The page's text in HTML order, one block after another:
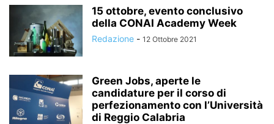
15 ottobre, evento conclusivo
della CONAI Academy Week
Redazione - 12 Ottobre 2021
Green Jobs, aperte le
candidature per il corso di
perfezionamento con l’Università
di Reggio Calabria